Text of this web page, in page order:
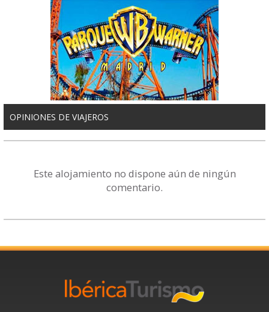
OPINIONES DE VIAJEROS
Este alojamiento no dispone aún de ningún
comentario.